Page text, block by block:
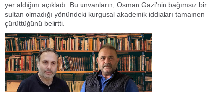
yer aldığını açıkladı. Bu unvanların, Osman Gazi'nin bağımsız bir
sultan olmadığı yönündeki kurgusal akademik iddiaları tamamen
çürüttüğünü belirtti.